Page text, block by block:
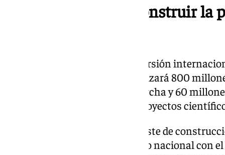
800 millones para construir la
IFMIF-DONES es la mayor inversión
España. Su construcción movilizará 800
millones para su puesta en marcha y 60
convirtiéndose en uno de los proyectos
España financiará el 55% del coste de
que refleja el fuerte compromiso nacional con